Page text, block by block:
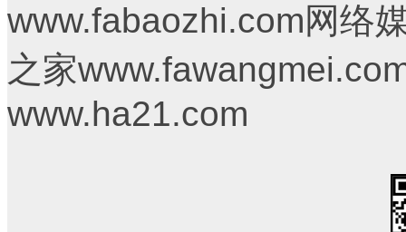
www.fabaozhi.com网络
之家
www.ha21.com